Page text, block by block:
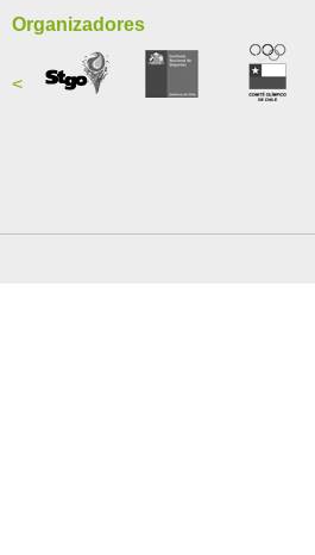
Organizadores
<